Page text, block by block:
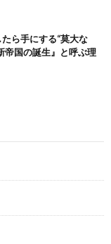
ら手にする“莫大な
国の誕生』と呼ぶ理